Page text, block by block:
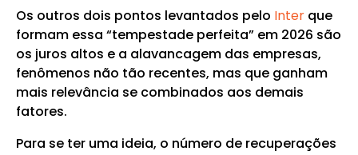
Os outros dois pontos levantados pelo Interque
formam essa “tempestade perfeita” em 2026 são
os juros altos e a alavancagem das empresas,
fenômenos não tão recentes, mas que ganham
mais relevância se combinados aos demais
fatores.
Para se ter uma ideia, o número de recuperações